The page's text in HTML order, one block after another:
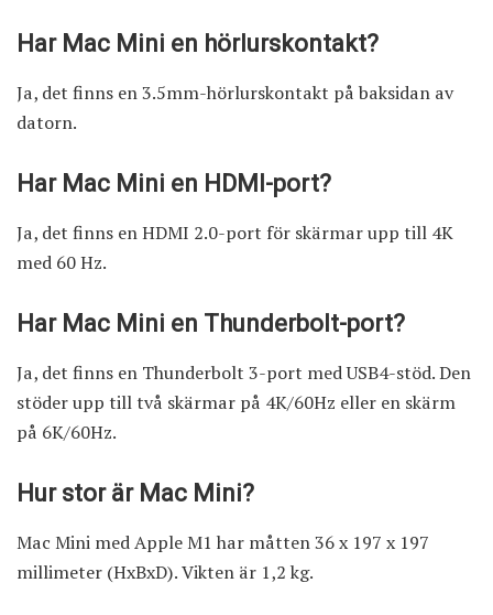
Har Mac Mini en hörlurskontakt?
Ja, det finns en 3.5mm-hörlurskontakt på baksidan av
datorn.
Har Mac Mini en HDMI-port?
Ja, det finns en HDMI 2.0-port för skärmar upp till 4K
med 60 Hz.
Har Mac Mini en Thunderbolt-port?
Ja, det finns en Thunderbolt 3-port med USB4-stöd. Den
stöder upp till två skärmar på 4K/60Hz eller en skärm
på 6K/60Hz.
Hur stor är Mac Mini?
Mac Mini med Apple M1 har måtten 36 x 197 x 197
millimeter (HxBxD). Vikten är 1,2 kg.